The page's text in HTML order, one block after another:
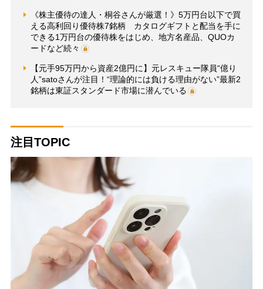
《株主優待の達人・桐谷さんが厳選！》5万円台以下で買
える高利回り優待株7銘柄 カタログギフトと配当を手に
できる1万円台の優待株をはじめ、地方名産品、QUOカ
ードなど続々
【元手95万円から資産2億円に】元レスキュー隊員“億り
人”satoさんが注目！“理論的には負ける理由がない”最新2
銘柄は東証スタンダード市場に潜んでいる
注目TOPIC